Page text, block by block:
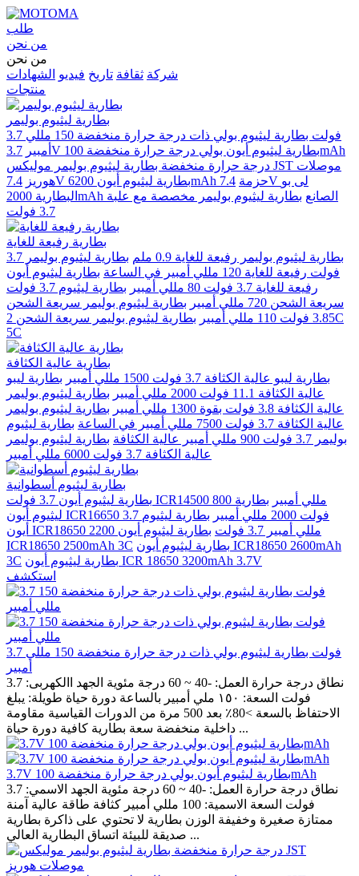
طلب
من نحن
من نحن
شركة ثقافة تاريخ فيديو الشهادات
منتجات
بطارية ليثيوم بوليمر
3.7 فولت بطارية ليثيوم بولي ذات درجة حرارة منخفضة 150 مللي
أمبير
3.7V بطارية ليثيوم أيون بولي درجة حرارة منخفضة 100mAh
درجة حرارة منخفضة بطارية ليثيوم بوليمر موليكس JST موصلات
هوريز
7.4V بطارية ليثيوم أيون 6200mAh حزمة 7.4V لى بو
البطارية 2000mAh الصانع بطارية ليثيوم بوليمر مخصصة مع علبة
3.7 فولت
بطارية رفيعة للغاية
بطارية ليثيوم بوليمر رفيعة للغاية 0.9 ملم
بطارية ليثيوم بوليمر 3.7
فولت رفيعة للغاية 120 مللي أمبير في الساعة
بطارية ليثيوم أيون
رفيعة للغاية 3.7 فولت 80 مللي أمبير
بطارية ليثيوم 3.7 فولت
سريعة الشحن 720 مللي أمبير
بطارية ليثيوم بوليمر سريعة الشحن
3.85 فولت 110 مللي أمبير
بطارية ليثيوم بوليمر سريعة الشحن 2C
5C
بطارية عالية الكثافة
بطارية ليبو عالية الكثافة 3.7 فولت 1500 مللي أمبير
بطارية ليبو
عالية الكثافة 11.1 فولت 2000 مللي أمبير
بطارية ليثيوم بوليمر
عالية الكثافة 3.8 فولت بقوة 1300 مللي أمبير
بطارية ليثيوم بوليمر
عالية الكثافة 3.7 فولت 7500 مللي أمبير في الساعة
بطارية ليثيوم
بوليمر 3.7 فولت 900 مللي أمبير عالية الكثافة
بطارية ليثيوم بوليمر
عالية الكثافة 3.7 فولت 6000 مللي أمبير
بطارية ليثيوم أسطوانية
بطارية ليثيوم أيون 3.7 فولت ICR14500 800 مللي أمبير بطارية
ليثيوم أيون ICR16650 3.7 فولت 2000 مللي أمبير
بطارية ليثيوم
أيون ICR18650 2200 مللي أمبير 3.7 فولت
بطارية ليثيوم أيون
ICR18650 2500mAh 3C بطارية ليثيوم أيون ICR18650 2600mAh
3C
بطارية ليثيوم أيون ICR 18650 3200mAh 3.7V
استكشف
3.7 فولت بطارية ليثيوم بولي ذات درجة حرارة منخفضة 150 مللي
أمبير
نطاق درجة حرارة العمل: -40 ~ 60 درجة مئوية الجهد االكهربى: 3.7
فولت السعة: ١٥٠ ملي أمبير بالساعة دورة حياة طويلة: يبلغ
الاحتفاظ بالسعة >80٪ بعد 500 مرة من الدورات القياسية مقاومة
داخلية منخفضة سعة بطارية كافية دورة حياة ...
3.7V بطارية ليثيوم أيون بولي درجة حرارة منخفضة 100mAh
نطاق درجة حرارة العمل: -40 ~ 60 درجة مئوية الجهد الاسمي: 3.7
فولت السعة الاسمية: 100 مللي أمبير كثافة طاقة عالية آمنة
ممتازة صغيرة وخفيفة الوزن بطارية لا تحتوي على ذاكرة بطارية
صديقة للبيئة اتساق البطارية العالي ...